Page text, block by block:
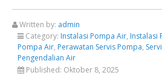
Written by: admin
Category: Instalasi Pompa Air, Instalasi
Pompa Air, Perawatan Servis Pompa,
Pengendalian Air
Published: Oktober 8, 2025